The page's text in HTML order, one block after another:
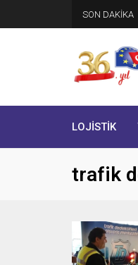
SON DAKİKA
LOJİSTİK
trafik